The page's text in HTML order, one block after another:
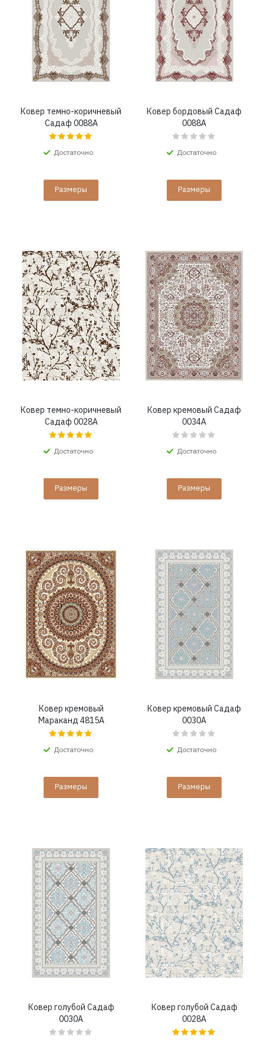
Ковер темно-коричневый
Садаф 0088A
Достаточно
Размеры
Ковер бордовый Садаф
0088A
Достаточно
Размеры
Ковер темно-коричневый
Садаф 0028A
Достаточно
Размеры
Ковер кремовый Садаф
0034A
Достаточно
Размеры
Ковер кремовый
Мараканд 4815A
Достаточно
Размеры
Ковер кремовый Садаф
0030A
Достаточно
Размеры
Ковер голубой Садаф
0030A
Ковер голубой Садаф
0028A